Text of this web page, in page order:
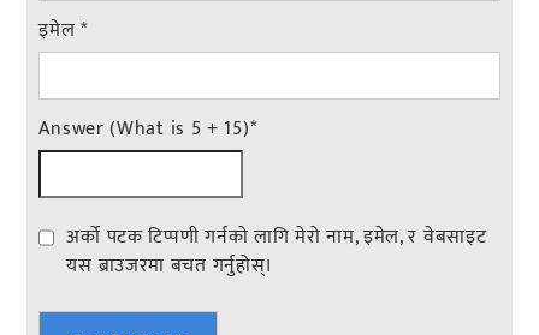
इमेल*
Answer (What is 5 + 15)*
अर्को पटक टिप्पणी गर्नको लागि मेरो नाम, इमेल, र वेबसाइट
यस ब्राउजरमा बचत गर्नुहोस्।